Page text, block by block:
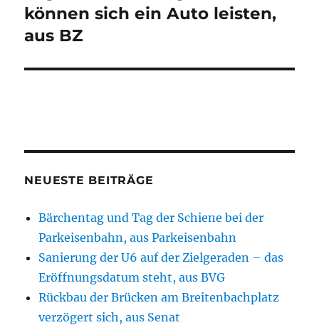
Beitrag:
können sich ein Auto leisten,
aus BZ
NEUESTE BEITRÄGE
Bärchentag und Tag der Schiene bei der
Parkeisenbahn, aus Parkeisenbahn
Sanierung der U6 auf der Zielgeraden – das
Eröffnungsdatum steht, aus BVG
Rückbau der Brücken am Breitenbachplatz
verzögert sich, aus Senat